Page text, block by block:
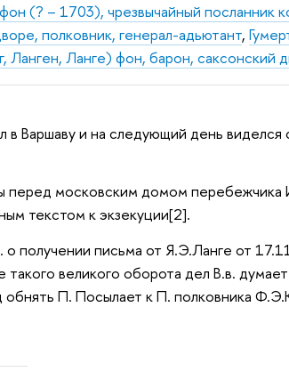
(? – 1703), чрезвычайный посланник
полковник, генерал-адьютант,
Ланген, Ланге) фон, барон, саксонский
в Варшаву и на следующий день
перед московским домом перебежчика
текстом к экзекуции[2].
о получении письма от Я.Э.Ланге от
великого оборота дел В.в.
П. Посылает к П. полковника